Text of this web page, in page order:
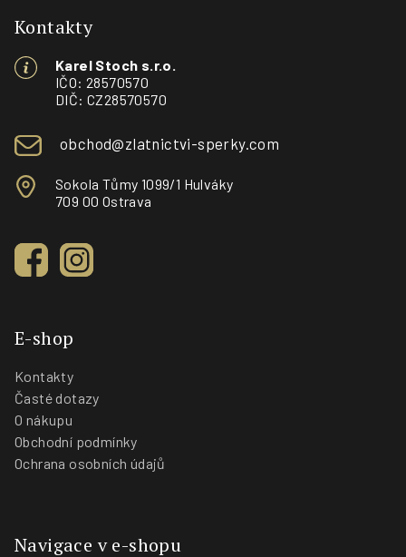
Kontakty
Karel Stoch s.r.o.
IČO: 28570570
DIČ: CZ28570570
obchod@zlatnictvi-sperky.com
Sokola Tůmy 1099/1 Hulváky
709 00 Ostrava
E-shop
Kontakty
Časté dotazy
O nákupu
Obchodní podmínky
Ochrana osobních údajů
Navigace v e-shopu